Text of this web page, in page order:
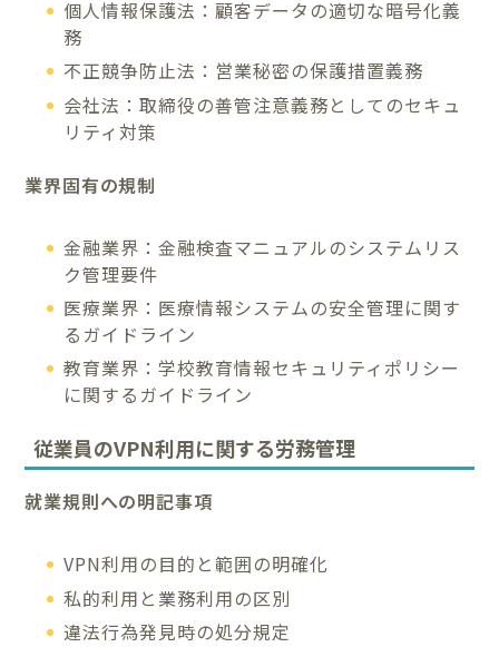
個人情報保護法：顧客データの適切な暗号化義
務
不正競争防止法：営業秘密の保護措置義務
会社法：取締役の善管注意義務としてのセキュ
リティ対策
業界固有の規制
金融業界：金融検査マニュアルのシステムリス
ク管理要件
医療業界：医療情報システムの安全管理に関す
るガイドライン
教育業界：学校教育情報セキュリティポリシー
に関するガイドライン
従業員のVPN利用に関する労務管理
就業規則への明記事項
VPN利用の目的と範囲の明確化
私的利用と業務利用の区別
違法行為発見時の処分規定